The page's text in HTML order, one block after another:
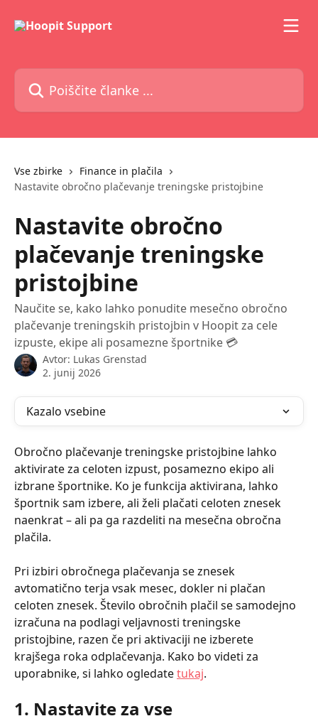
Poiščite članke ...
Vse zbirke
Finance in plačila
Nastavite obročno plačevanje treningske pristojbine
Nastavite obročno
plačevanje treningske
pristojbine
Naučite se, kako lahko ponudite mesečno obročno
plačevanje treningskih pristojbin v Hoopit za cele
izpuste, ekipe ali posamezne športnike 💳
Avtor: Lukas Grenstad
2. junij 2026
Kazalo vsebine
Obročno plačevanje treningske pristojbine lahko
aktivirate za celoten izpust, posamezno ekipo ali
izbrane športnike. Ko je funkcija aktivirana, lahko
športnik sam izbere, ali želi plačati celoten znesek
naenkrat – ali pa ga razdeliti na mesečna obročna
plačila.
Pri izbiri obročnega plačevanja se znesek
avtomatično terja vsak mesec, dokler ni plačan
celoten znesek. Število obročnih plačil se samodejno
izračuna na podlagi veljavnosti treningske
pristojbine, razen če pri aktivaciji ne izberete
krajšega roka odplačevanja. Kako bo videti za
uporabnike, si lahko ogledate tukaj.
1. Nastavite za vse